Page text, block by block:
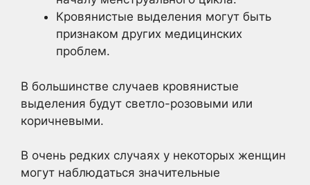
Кровянистые выделения могут быть
признаком других медицинских
проблем.
В большинстве случаев кровянистые
выделения будут светло-розовыми или
коричневыми.
В очень редких случаях у некоторых женщин
могут наблюдаться значительные